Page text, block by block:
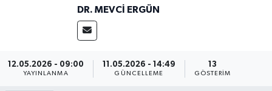
DR. MEVCI ERGÜN
12.05.2026 - 09:00
YAYINLANMA
11.05.2026 - 14:49
GÜNCELLEME
13
GÖSTERIM